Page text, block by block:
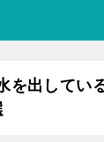
を出してい